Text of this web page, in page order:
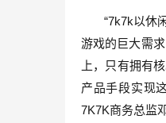
“7k7k以休
游戏的巨大需
上，只有拥有
产品手段实现
7K7K商务总监